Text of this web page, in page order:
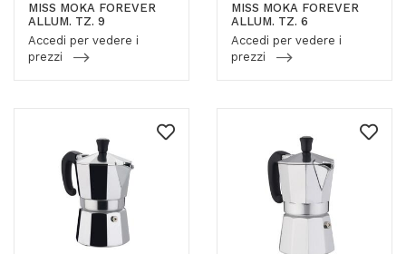
MISS MOKA FOREVER
ALLUM. TZ. 9
Accedi per vedere i
prezzi
MISS MOKA FOREVER
ALLUM. TZ. 6
Accedi per vedere i
prezzi